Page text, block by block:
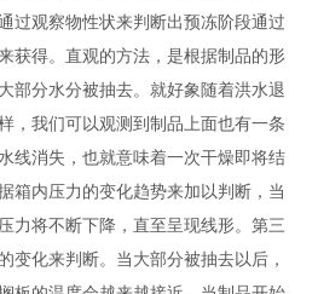
过观察物性状来判断出预冻阶段通过
获得。直观的方法，是根据制品的形
部分水分被抽去。就好象随着洪水退
，我们可以观测到制品上面也有一条
线消失，也就意味着一次干燥即将结
箱内压力的变化趋势来加以判断，当
力将不断下降，直至呈现线形。第三
变化来判断。当大部分被抽去以后，